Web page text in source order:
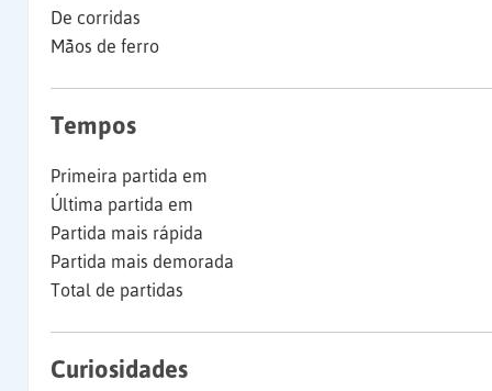
De corridas
Mãos de ferro
Tempos
Primeira partida em
Última partida em
Partida mais rápida
Partida mais demorada
Total de partidas
Curiosidades